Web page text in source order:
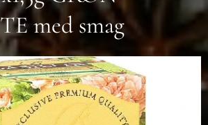
med smag